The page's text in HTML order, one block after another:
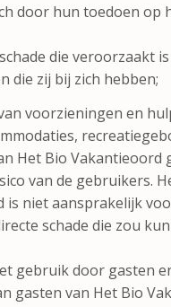
door hun toedoen op
die veroorzaakt
die zij bij zich hebben;
voorzieningen en
Het Bio Vakantieoord
van de gebruikers.
is niet aansprakelijk
schade die zou
gebruik door gasten
gasten van Het Bio